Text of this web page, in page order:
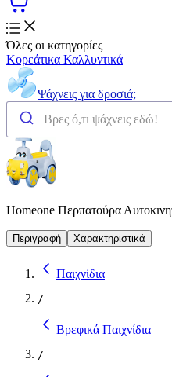
Όλες οι κατηγορίες
Κορεάτικα Καλλυντικά
Ψάχνεις για δροσιά;
Homeone Περπατούρα
Περιγραφή Χαρακτηριστικά
Παιχνίδια
/
Βρεφικά Παιχνίδια
/